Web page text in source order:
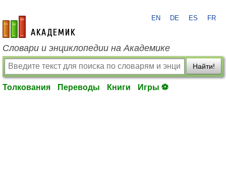
academic.ru
EN DE ES FR
Словари и энциклопедии на Академике
Найти!
Толкования Переводы Книги Игры ⚽